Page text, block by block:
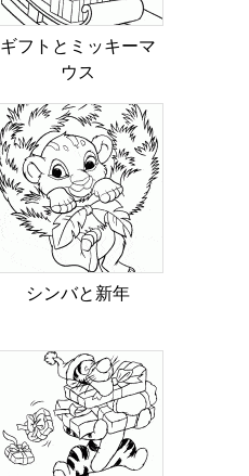
ギフトとミッキーマ
ウス
シンバと新年